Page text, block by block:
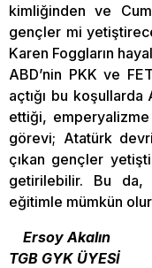
kimliğinden ve
gençler mi
Karen Foggların
ABD’nin PKK ve
açtığı bu koşullarda
ettiği, emperyalizme
görevi; Atatürk
çıkan gençler
getirilebilir. Bu
eğitimle mümkün
Ersoy Akalın
TGB GYK ÜYESİ